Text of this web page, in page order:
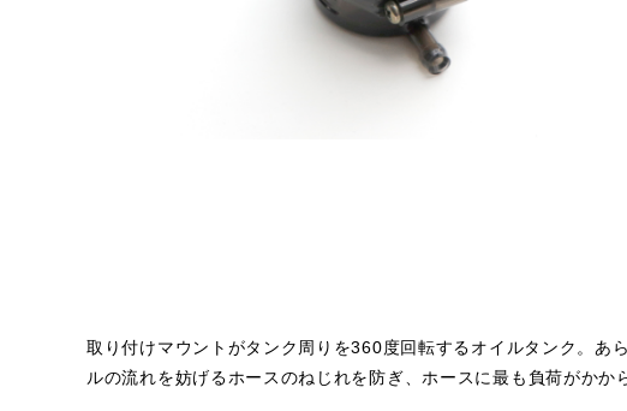
取り付けマウントがタンク周りを360度回転するオイルタンク。あ
ルの流れを妨げるホースのねじれを防ぎ、ホースに最も負荷がかか